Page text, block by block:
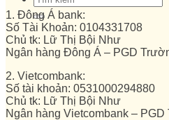
1. Đông Á bank:
Số Tài Khoản: 0104331708
Chủ tk: Lữ Thị Bội Như
Ngân hàng Đông Á – PGD
2. Vietcombank:
Số tài khoản: 0531000294880
Chủ tk: Lữ Thị Bội Như
Ngân hàng Vietcombank – PGD